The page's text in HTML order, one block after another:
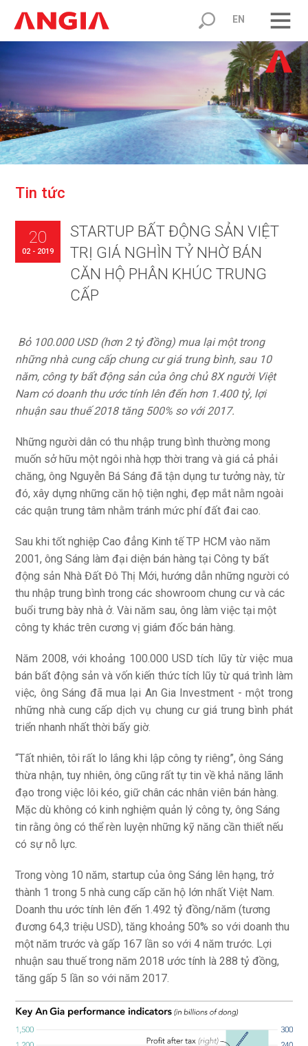
EN
Tin tức
STARTUP BẤT ĐỘNG SẢN VIỆT
TRỊ GIÁ NGHÌN TỶ NHỜ BÁN
CĂN HỘ PHÂN KHÚC TRUNG
CẤP
20
02 - 2019
Bỏ 100.000 USD (hơn 2 tỷ đồng) mua lại một trong
những nhà cung cấp chung cư giá trung bình, sau 10
năm, công ty bất động sản của ông chủ 8X người Việt
Nam có doanh thu ước tính lên đến hơn 1.400 tỷ, lợi
nhuận sau thuế 2018 tăng 500% so với 2017.
Những người dân có thu nhập trung bình thường mong
muốn sở hữu một ngôi nhà hợp thời trang và giá cả phải
chăng, ông Nguyễn Bá Sáng đã tận dụng tư tưởng này, từ
đó, xây dựng những căn hộ tiện nghi, đẹp mắt nằm ngoài
các quận trung tâm nhằm tránh mức phí đất đai cao.
Sau khi tốt nghiệp Cao đẳng Kinh tế TP HCM vào năm
2001, ông Sáng làm đại diện bán hàng tại Công ty bất
động sản Nhà Đất Đô Thị Mới, hướng dẫn những người có
thu nhập trung bình trong các showroom chung cư và các
buổi trưng bày nhà ở. Vài năm sau, ông làm việc tại một
công ty khác trên cương vị giám đốc bán hàng.
Năm 2008, với khoảng 100.000 USD tích lũy từ việc mua
bán bất động sản và vốn kiến thức tích lũy từ quá trình làm
việc, ông Sáng đã mua lại An Gia Investment - một trong
những nhà cung cấp dịch vụ chung cư giá trung bình phát
triển nhanh nhất thời bấy giờ.
“Tất nhiên, tôi rất lo lắng khi lập công ty riêng”, ông Sáng
thừa nhận, tuy nhiên, ông cũng rất tự tin về khả năng lãnh
đạo trong việc lôi kéo, giữ chân các nhân viên bán hàng.
Mặc dù không có kinh nghiệm quản lý công ty, ông Sáng
tin rằng ông có thể rèn luyện những kỹ năng cần thiết nếu
có sự nỗ lực.
Trong vòng 10 năm, startup của ông Sáng lên hạng, trở
thành 1 trong 5 nhà cung cấp căn hộ lớn nhất Việt Nam.
Doanh thu ước tính lên đến 1.492 tỷ đồng/năm (tương
đương 64,3 triệu USD), tăng khoảng 50% so với doanh thu
một năm trước và gấp 167 lần so với 4 năm trước. Lợi
nhuận sau thuế trong năm 2018 ước tính là 288 tỷ đồng,
tăng gấp 5 lần so với năm 2017.